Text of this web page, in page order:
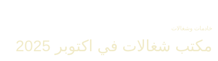
خادمات وشغالات
مكتب شغالات في اكتوبر 2025